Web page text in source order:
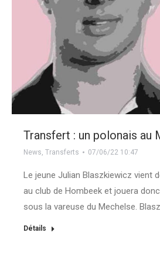
Transfert : un polonais au
News, Transferts 07/06/22 10:47
Le jeune Julian Blaszkiewicz vient
au club de Hombeek et jouera
sous la vareuse du Mechelse.
Détails